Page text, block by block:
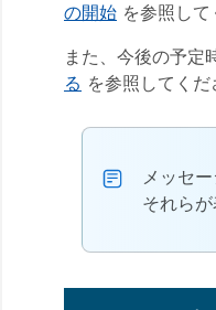
の開始 を参照して
また、今後の予定
る を参照してくだ
メッセ
それらが